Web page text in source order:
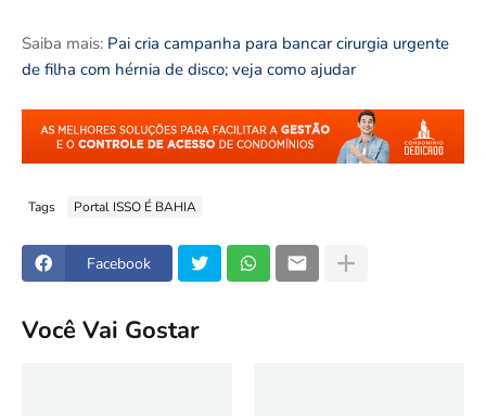
Saiba mais: Pai cria campanha para bancar cirurgia urgente
de filha com hérnia de disco; veja como ajudar
Tags Portal ISSO É BAHIA
Facebook
Você Vai Gostar